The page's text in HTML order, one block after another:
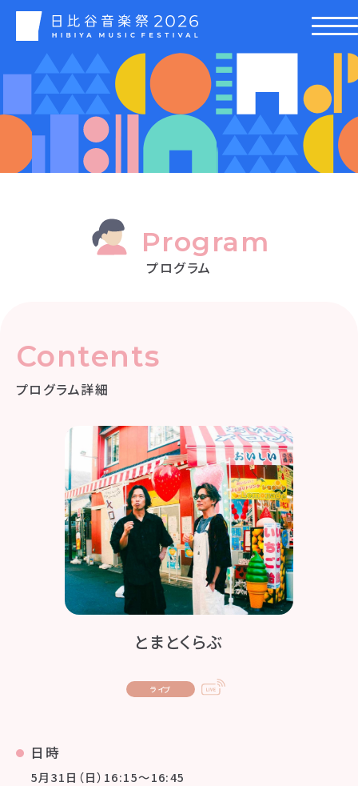
Program
プログラム
Contents
プログラム詳細
とまとくらぶ
ライブ
日時
5月31日（日）16:15～16:45